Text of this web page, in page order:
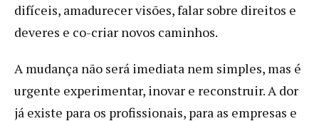
difíceis, amadurecer visões, falar sobre direitos e
deveres e co-criar novos caminhos.
A mudança não será imediata nem simples, mas é
urgente experimentar, inovar e reconstruir. A dor
já existe para os profissionais, para as empresas e